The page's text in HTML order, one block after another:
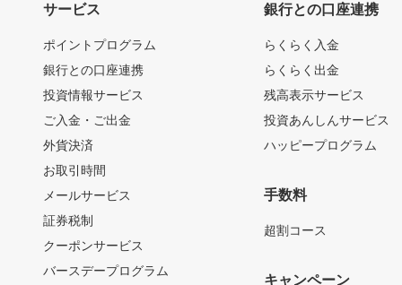
サービス
ポイントプログラム
銀行との口座連携
投資情報サービス
ご入金・ご出金
外貨決済
お取引時間
メールサービス
証券税制
クーポンサービス
バースデープログラム
銀行との口座連携
らくらく入金
らくらく出金
残高表示サービス
投資あんしんサービス
ハッピープログラム
手数料
超割コース
キャンペーン